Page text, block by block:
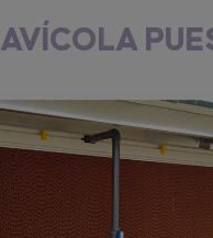
AVÍCOLA